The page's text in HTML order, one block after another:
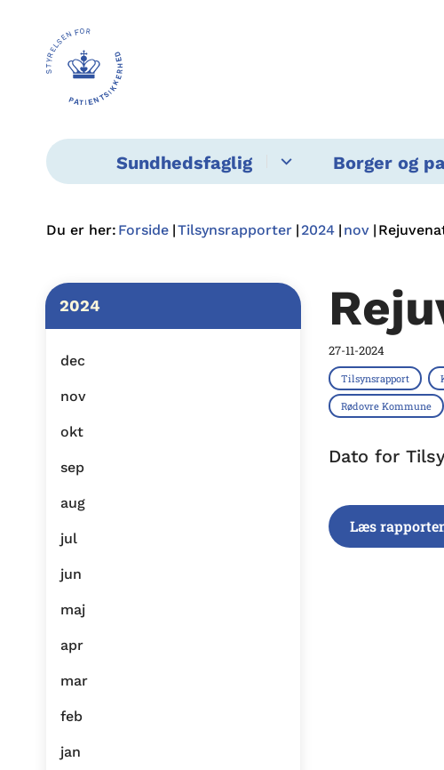
Sundhedsfaglig Borger og
Du er her: Forside Tilsynsrapporter 2024 nov
2024
dec
nov
okt
sep
aug
jul
jun
maj
apr
mar
feb
jan
27-11-2024
Tilsynsrapport
Rødovre Kommune
Dato for
Læs